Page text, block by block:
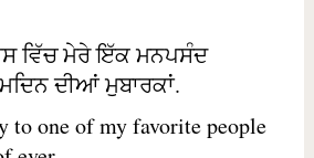
ਵਿੱਚ ਮੇਰੇ ਇੱਕ ਮਨਪਸੰਦ
ਦੀਆਂ ਮੁਬਾਰਕਾਂ.
to one of my favorite people